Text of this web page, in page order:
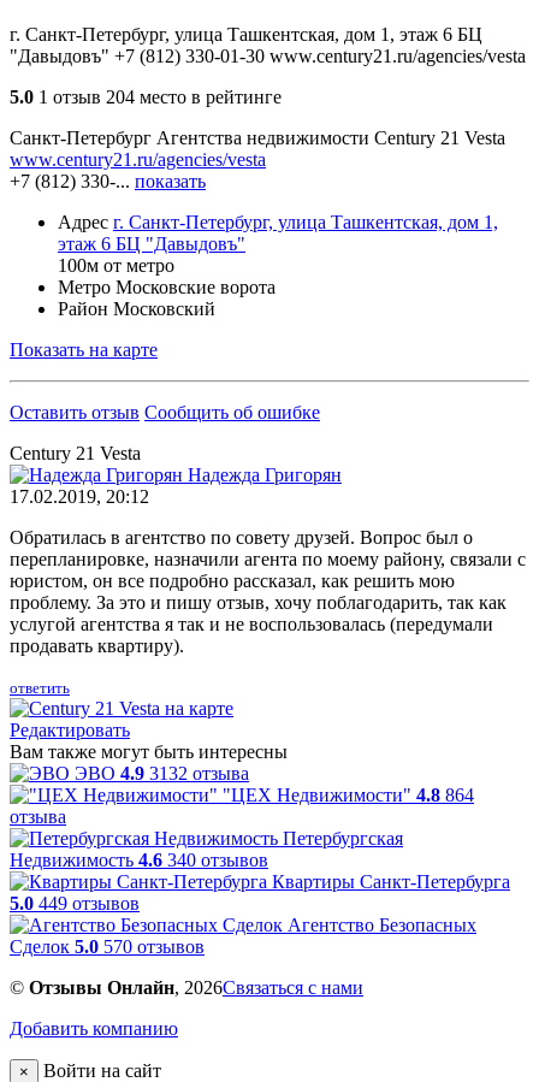
г. Санкт-Петербург, улица Ташкентская, дом 1, этаж 6 БЦ
"Давыдовъ" +7 (812) 330-01-30 www.century21.ru/agencies/vesta
5.0 1 отзыв 204 место в рейтинге
Санкт-Петербург Агентства недвижимости Century 21 Vesta
www.century21.ru/agencies/vesta
+7 (812) 330-... показать
Адрес г. Санкт-Петербург, улица Ташкентская, дом 1,
этаж 6 БЦ "Давыдовъ"
100м от метро
Метро Московские ворота
Район Московский
Показать на карте
Оставить отзыв Сообщить об ошибке
Century 21 Vesta
Надежда Григорян
17.02.2019, 20:12
Обратилась в агентство по совету друзей. Вопрос был о
перепланировке, назначили агента по моему району, связали с
юристом, он все подробно рассказал, как решить мою
проблему. За это и пишу отзыв, хочу поблагодарить, так как
услугой агентства я так и не воспользовалась (передумали
продавать квартиру).
ответить
Редактировать
Вам также могут быть интересны
ЭВО 4.9 3132 отзыва
"ЦЕХ Недвижимости" 4.8 864
отзыва
Петербургская
Недвижимость 4.6 340 отзывов
Квартиры Санкт-Петербурга
5.0 449 отзывов
Агентство Безопасных
Сделок 5.0 570 отзывов
© Отзывы Онлайн, 2026Связаться с нами
Добавить компанию
× Войти на сайт